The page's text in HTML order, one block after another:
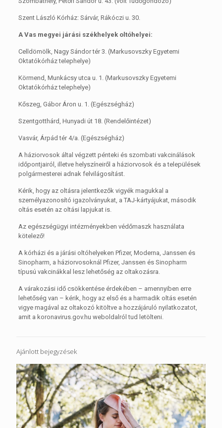
Szent László Kórház: Sárvár, Rákóczi u. 30.
A Vas megyei járási székhelyek oltóhelyei:
Celldömölk, Nagy Sándor tér 3. (Markusovszky Egyetemi
Oktatókórház telephelye)
Körmend, Munkácsy utca u. 1. (Markusovszky Egyetemi
Oktatókórház telephelye)
Kőszeg, Gábor Áron u. 1. (Egészségház)
Szentgotthárd, Hunyadi út 18. (Rendelőintézet)
Vasvár, Árpád tér 4/a. (Egészségház)
A háziorvosok által végzett pénteki és szombati vakcinálások
időpontjairól, illetve helyszíneiről a háziorvosok és a települések
polgármesterei adnak felvilágosítást.
Kérik, hogy az oltásra jelentkezők vigyék magukkal a
személyazonosító igazolványukat, a TAJ-kártyájukat, második
oltás esetén az oltási lapjukat is.
Az egészségügyi intézményekben védőmaszk használata
kötelező!
A kórházi és a járási oltóhelyeken Pfizer, Moderna, Janssen és
Sinopharm, a háziorvosoknál Pfizer, Janssen és Sinopharm
típusú vakcinákkal lesz lehetőség az oltakozásra.
A várakozási idő csökkentése érdekében – amennyiben erre
lehetőség van – kérik, hogy az első és a harmadik oltás esetén
vigye magával az oltakozó kitöltve a hozzájáruló nyilatkozatot,
amit a koronavirus.gov.hu weboldalról tud letölteni.
Ajánlott bejegyzések